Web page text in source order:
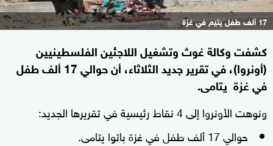
17 ألف طفل يتيم في غزة
كشفت وكالة غوث وتشغيل اللاجئين الفلسطينيين
(أونروا)، في تقرير جديد الثلاثاء، أن حوالي 17 ألف طفل
في غزة يتامى.
ونوهت الأونروا إلى 4 نقاط رئيسية في تقريرها الجديد:
حوالي 17 ألف طفل في غزة باتوا يتامى.